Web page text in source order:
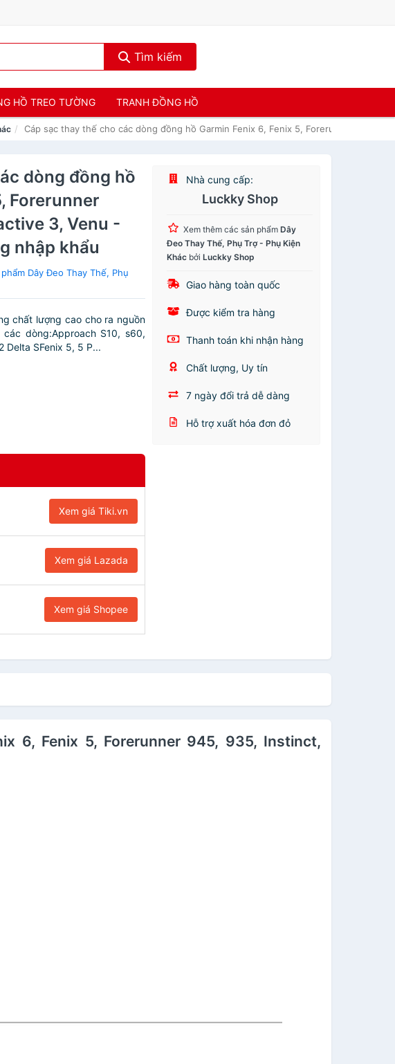
Tìm kiếm
HỒ TREO TƯỜNG TRANH ĐỒNG HỒ
Cáp sạc thay thế cho các dòng đồng hồ Garmin Fenix 6, Fenix 5, Forerunner 945,
dòng đồng hồ
Forerunner
3, Venu -
nhập khẩu
Dây Đeo Thay Thế, Phụ
chất lượng cao cho ra nguồn
dòng:Approach S10, s60,
Delta SFenix 5, 5 P...
Xem giá Tiki.vn
Xem giá Lazada
Xem giá Shopee
Nhà cung cấp:
Luckky Shop
Xem thêm các sản phẩmDây
Đeo Thay Thế, Phụ Trợ - Phụ Kiện
Khác bởiLuckky Shop
Giao hàng toàn quốc
Được kiểm tra hàng
Thanh toán khi nhận hàng
Chất lượng, Uy tín
7 ngày đổi trả dễ dàng
Hỗ trợ xuất hóa đơn đỏ
6, Fenix 5, Forerunner 945, 935, Instinct,